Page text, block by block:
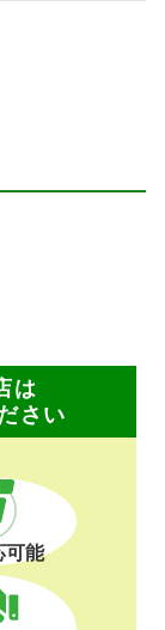
は
さい
可能